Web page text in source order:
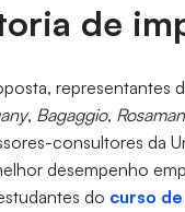
de
representantes
, Bagaggio,
consultores da
desempenho
do curso